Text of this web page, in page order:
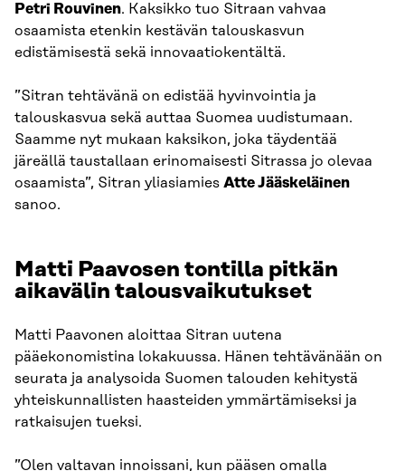
Petri Rouvinen. Kaksikko tuo Sitraan vahvaa
osaamista etenkin kestävän talouskasvun
edistämisestä sekä innovaatiokentältä.
”Sitran tehtävänä on edistää hyvinvointia ja
talouskasvua sekä auttaa Suomea uudistumaan.
Saamme nyt mukaan kaksikon, joka täydentää
järeällä taustallaan erinomaisesti Sitrassa jo olevaa
osaamista”, Sitran yliasiamies Atte Jääskeläinen
sanoo.
Matti Paavosen tontilla pitkän
aikavälin talousvaikutukset
Matti Paavonen aloittaa Sitran uutena
pääekonomistina lokakuussa. Hänen tehtävänään on
seurata ja analysoida Suomen talouden kehitystä
yhteiskunnallisten haasteiden ymmärtämiseksi ja
ratkaisujen tueksi.
”Olen valtavan innoissani, kun pääsen omalla